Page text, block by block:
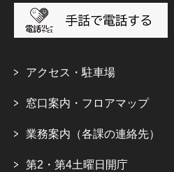
アクセス・駐車場
窓口案内・フロアマップ
業務案内（各課の連絡先）
第2・第4土曜日開庁